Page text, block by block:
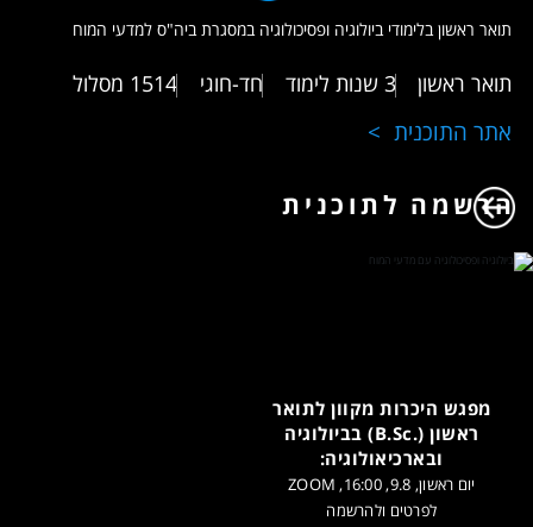
תואר ראשון בלימודי ביולוגיה ופסיכולוגיה במסגרת ביה"ס למדעי המוח
תואר ראשון 3 שנות לימוד חד-חוגי 1514 מסלול
אתר התוכנית
הרשמה לתוכנית
מפגש היכרות מקוון לתואר
ראשון (.B.Sc) בביולוגיה
ובארכיאולוגיה:
יום ראשון, 9.8, 16:00, ZOOM
לפרטים ולהרשמה